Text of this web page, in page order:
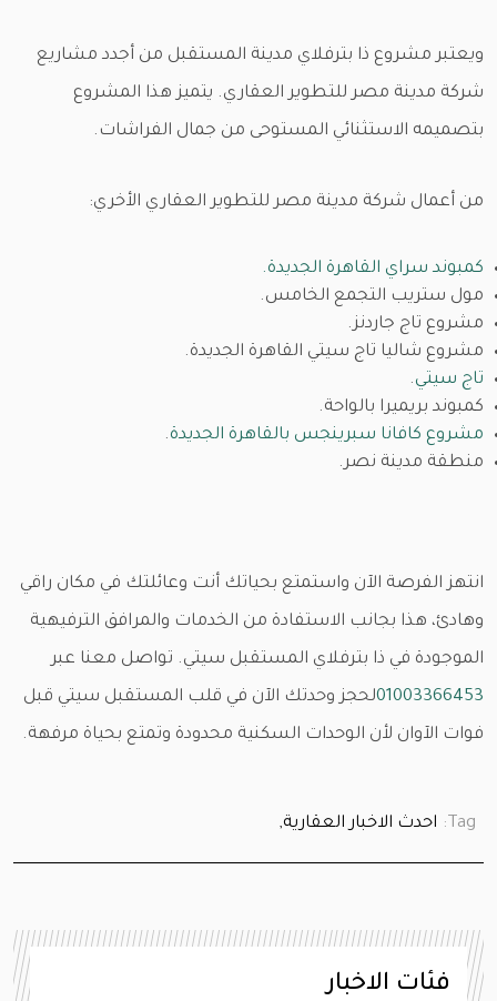
ويعتبر مشروع ذا بترفلاي مدينة المستقبل من أجدد مشاريع
شركة مدينة مصر للتطوير العقاري. يتميز هذا المشروع
بتصميمه الاستثنائي المستوحى من جمال الفراشات.
من أعمال شركة مدينة مصر للتطوير العقاري الأخري:
كمبوند سراي القاهرة الجديدة.
مول ستريب التجمع الخامس.
مشروع تاج جاردنز.
مشروع شاليا تاج سيتي القاهرة الجديدة.
تاج سيتي.
كمبوند بريميرا بالواحة.
مشروع كافانا سبرينجس بالقاهرة الجديدة.
منطقة مدينة نصر.
انتهز الفرصة الآن واستمتع بحياتك أنت وعائلتك في مكان راقي
وهادئ، هذا بجانب الاستفادة من الخدمات والمرافق الترفيهية
الموجودة في ذا بترفلاي المستقبل سيتي. تواصل معنا عبر
01003366453لحجز وحدتك الآن في قلب المستقبل سيتي قبل
فوات الآوان لأن الوحدات السكنية محدودة وتمتع بحياة مرفهة.
Tag: احدث الاخبار العقارية,
فئات الاخبار